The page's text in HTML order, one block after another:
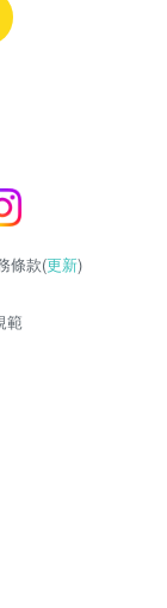
條款(更新)
範